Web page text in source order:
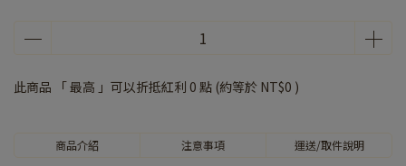
此商品 「 最高 」可以折抵紅利 0 點 (約等於 NT$0 )
商品介紹 注意事項 運送/取件說明